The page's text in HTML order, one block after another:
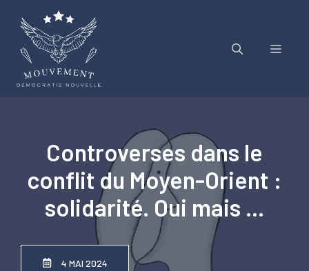
contenu
Menu
Controverses dans le
conflit du Moyen-Orient :
solidarité. Oui mais …
4 MAI 2024